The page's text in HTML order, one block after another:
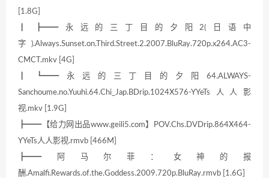
[1.8G]
┃ ┣━━永远的三丁目的夕阳2(日语中
字).Always.Sunset.on.Third.Street.2.2007.BluRay.720p.x264.AC3-
CMCT.mkv [4G]
┃ ┗━━永远的三丁目的夕阳64.ALWAYS-
Sanchoume.no.Yuuhi.64.Chi_Jap.BDrip.1024X576-YYeTs人人影
视.mkv [1.9G]
┣━━【给力网出品www.geili5.com】POV.Chs.DVDrip.864X464-
YYeTs人人影视.rmvb [466M]
┣━━阿马尔菲：女神的报
酬.Amalfi.Rewards.of.the.Goddess.2009.720p.BluRay.rmvb [1.6G]